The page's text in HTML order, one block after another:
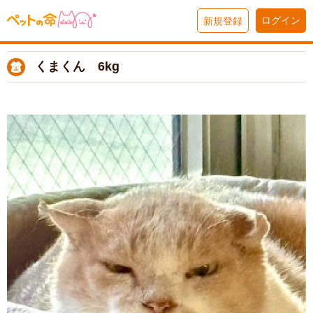
新規登録 ログイン
くまくん 6kg